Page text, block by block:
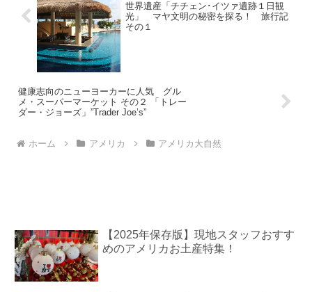
世界遺産「チチェン･イツァ遺跡１日観
光」 マヤ文明の秘密を探る！ 旅行記
その１
健康志向のニューヨーカーに人気 グル
メ・スーパーマーケット その２ 「トレー
ダー・ジョーズ」”Trader Joe’s”
ホーム アメリカ アメリカ大自然
【2025年保存版】現地スタッフおすす
めのアメリカお土産特集！